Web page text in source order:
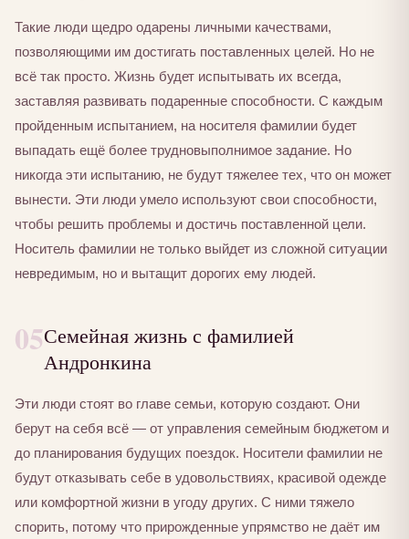
Такие люди щедро одарены личными качествами,
позволяющими им достигать поставленных целей. Но не
всё так просто. Жизнь будет испытывать их всегда,
заставляя развивать подаренные способности. С каждым
пройденным испытанием, на носителя фамилии будет
выпадать ещё более трудновыполнимое задание. Но
никогда эти испытанию, не будут тяжелее тех, что он может
вынести. Эти люди умело используют свои способности,
чтобы решить проблемы и достичь поставленной цели.
Носитель фамилии не только выйдет из сложной ситуации
невредимым, но и вытащит дорогих ему людей.
05Семейная жизнь с фамилией
Андронкина
Эти люди стоят во главе семьи, которую создают. Они
берут на себя всё — от управления семейным бюджетом и
до планирования будущих поездок. Носители фамилии не
будут отказывать себе в удовольствиях, красивой одежде
или комфортной жизни в угоду других. С ними тяжело
спорить, потому что прирожденные упрямство не даёт им